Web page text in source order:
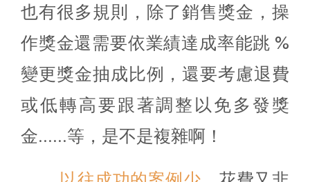
也有很多規則，除了銷售獎金，操
作獎金還需要依業績達成率能跳 %
變更獎金抽成比例，還要考慮退費
或低轉高要跟著調整以免多發獎
金......等，是不是複雜啊！